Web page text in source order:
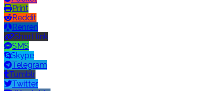
Print
Reddit
Renren
Short link
SMS
Skype
Telegram
Tumblr
Twitter